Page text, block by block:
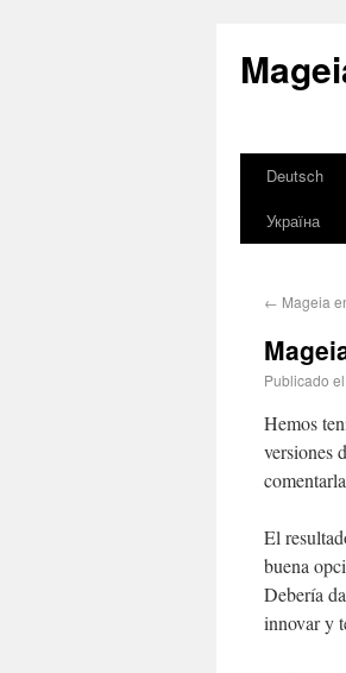
Deutsch
Україна
← Mageia
Publicado el
Hemos
versiones
El
buena
Debería
innovar y